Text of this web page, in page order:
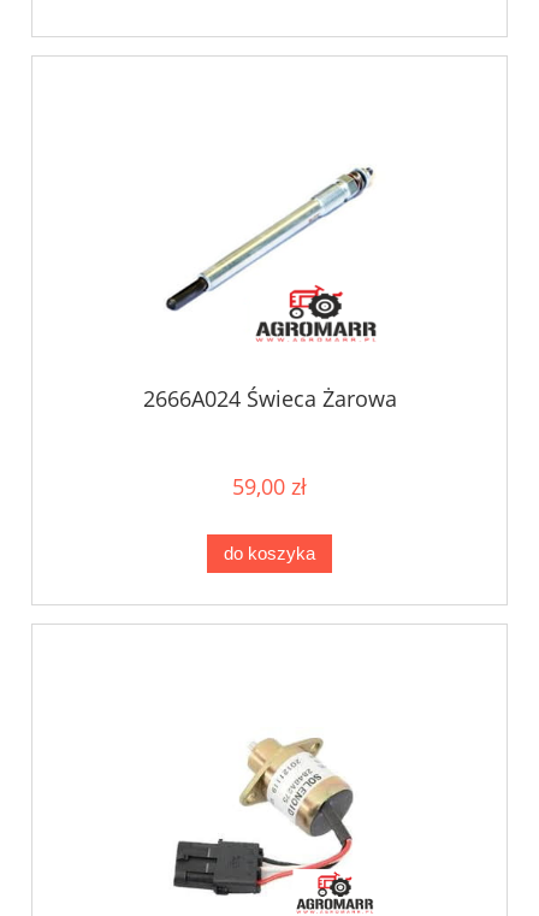
2666A024 Świeca Żarowa
59,00 zł
do koszyka